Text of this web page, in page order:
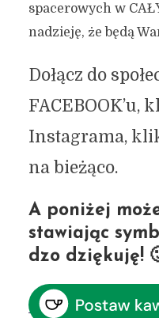
spacerowych w
nadzieję, że będą
Dołącz do
FACEBOOK’u,
Instagrama,
na bieżąco.
A poniżej
stawiając
dzo dziękuję!